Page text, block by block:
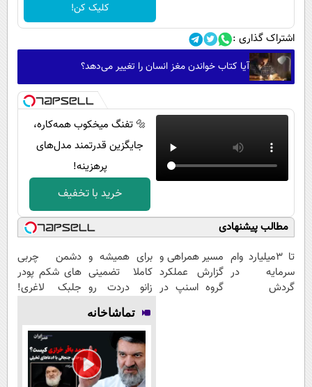
کلیک کن!
اشتراک گذاری :
آیا کتاب خواندن مغز انسان را تغییر می‌دهد؟
🔩 تفنگ میخکوب همه‌کاره،
جایگزین قدرتمند مدل‌های
پرهزینه!
خرید با تخفیف
مطالب پیشنهادی
تا 3میلیارد وام
سرمایه در
گردش
مسیر همراهی و
گزارش عملکرد
گروه اسنپ در
برای همیشه و
کاملا تضمینی
زانو دردت رو
درمان کن ◀
پرسش نامه ▶
دشمن چربی
های شکم پودر
جلبک لاغری!
تماشاخانه